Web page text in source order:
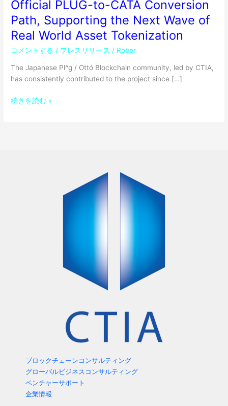
Official PLUG-to-CATA Conversion
Path, Supporting the Next Wave of
Real World Asset Tokenization
コメントする / プレスリリース / Rober
The Japanese Pl^g / Ottó Blockchain community, led by CTIA,
has consistently contributed to the project since […]
CATA
Conversion
Path,
Supporting
the
Wave
of
World
続きを読む »
ブロックチェーンコンサルティング
グローバルビジネスコンサルティング
ベンチャーサポート
企業情報